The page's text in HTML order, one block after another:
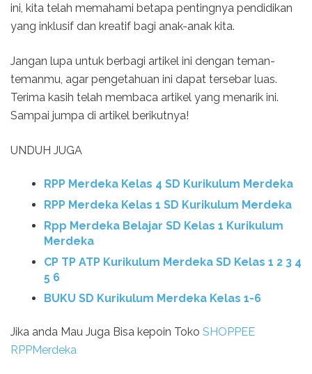
ini, kita telah memahami betapa pentingnya pendidikan
yang inklusif dan kreatif bagi anak-anak kita.
Jangan lupa untuk berbagi artikel ini dengan teman-
temanmu, agar pengetahuan ini dapat tersebar luas.
Terima kasih telah membaca artikel yang menarik ini.
Sampai jumpa di artikel berikutnya!
UNDUH JUGA
RPP Merdeka Kelas 4 SD Kurikulum Merdeka
RPP Merdeka Kelas 1 SD Kurikulum Merdeka
Rpp Merdeka Belajar SD Kelas 1 Kurikulum
Merdeka
CP TP ATP Kurikulum Merdeka SD Kelas 1 2 3 4
5 6
BUKU SD Kurikulum Merdeka Kelas 1-6
Jika anda Mau Juga Bisa kepoin Toko SHOPPEE
RPPMerdeka